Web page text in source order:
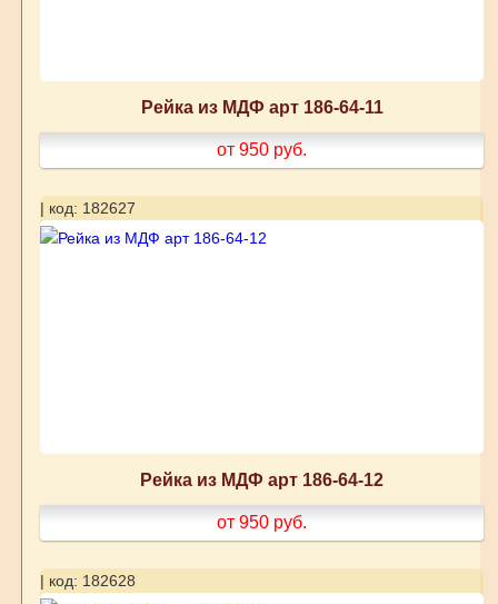
Рейка из МДФ арт 186-64-11
от 950 руб.
| код: 182627
Рейка из МДФ арт 186-64-12
от 950 руб.
| код: 182628